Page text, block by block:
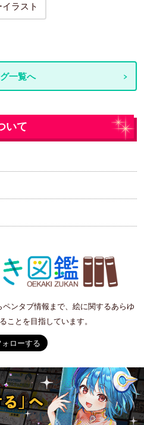
ラスト
一覧へ
いて
ンタブ情報まで、絵に関するあらゆ
ことを目指しています。